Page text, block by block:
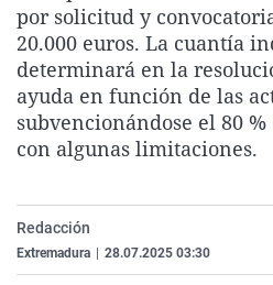
por solicitud y
20.000 euros. La cuantía
determinará en la
ayuda en función de las
subvencionándose el 80
con algunas limitaciones.
Redacción
Extremadura 28.07.2025 03:30